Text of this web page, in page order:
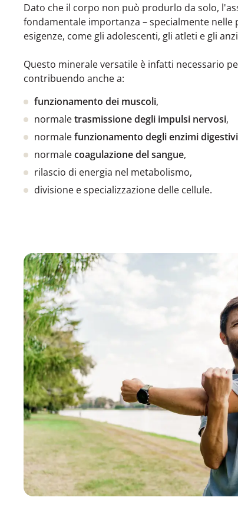
Dato che il corpo non può produrlo da solo,
fondamentale importanza – specialmente nelle
esigenze, come gli adolescenti, gli atleti e gli
Questo minerale versatile è infatti necessario
contribuendo anche a:
funzionamento dei muscoli,
normaletrasmissione degli impulsi nervosi,
normalefunzionamento degli enzimi digestivi
normalecoagulazione del sangue,
rilascio di energia nel metabolismo,
divisione e specializzazione delle cellule.